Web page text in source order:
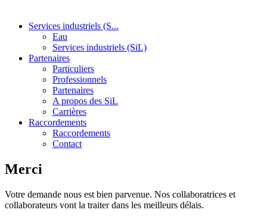
Services industriels (S...
Eau
Services industriels (SiL)
Partenaires
Particuliers
Professionnels
Partenaires
A propos des SiL
Carrières
Raccordements
Raccordements
Contact
Merci
Votre demande nous est bien parvenue. Nos collaboratrices et
collaborateurs vont la traiter dans les meilleurs délais.